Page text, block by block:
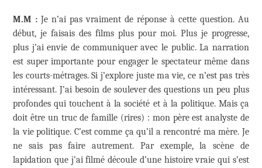
M.M : Je n’ai pas vraiment de réponse à cette question. Au
début, je faisais des films plus pour moi. Plus je progresse,
plus j’ai envie de communiquer avec le public. La narration
est super importante pour engager le spectateur même dans
les courts-métrages. Si j’explore juste ma vie, ce n’est pas très
intéressant. J’ai besoin de soulever des questions un peu plus
profondes qui touchent à la société et à la politique. Mais ça
doit être un truc de famille (rires) : mon père est analyste de
la vie politique. C’est comme ça qu’il a rencontré ma mère. Je
ne sais pas faire autrement. Par exemple, la scène de
lapidation que j’ai filmé découle d’une histoire vraie qui s’est